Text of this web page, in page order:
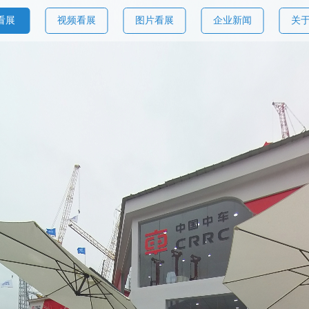
展 视频看展 图片看展 企业新闻 关